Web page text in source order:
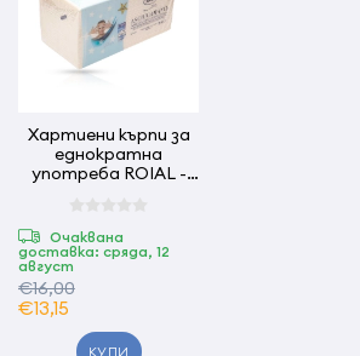
Хартиени кърпи за
еднократна
употреба ROIAL -
Очаквана
доставка: сряда, 12
август
€16,00
€13,15
КУПИ